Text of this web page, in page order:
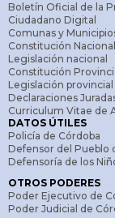
Boletín Oficial de la
Ciudadano Digital
Comunas y
Constitución Nacional
Legislación nacional
Constitución
Legislación provincial
Declaraciones
Curriculum Vitae de
DATOS ÚTILES
Policía de Córdoba
Defensor del Pueblo
Defensoría de los
OTROS PODERES
Poder Ejecutivo de
Poder Judicial de